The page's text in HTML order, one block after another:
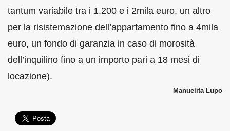
tantum variabile tra i 1.200 e i 2mila euro, un altro
per la risistemazione dell’appartamento fino a 4mila
euro, un fondo di garanzia in caso di morosità
dell’inquilino fino a un importo pari a 18 mesi di
locazione).
Manuelita Lupo